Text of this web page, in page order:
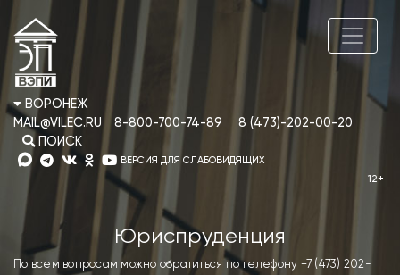
ВОРОНЕЖ
MAIL@VILEC.RU
8-800-700-74-89
8 (473)-202-00-20
ПОИСК
ВЕРСИЯ ДЛЯ СЛАБОВИДЯЩИХ
Юриспруденция
По всем вопросам можно обратиться по телефону +7 (473) 202-